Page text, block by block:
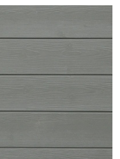
exploitées
et de taille variables